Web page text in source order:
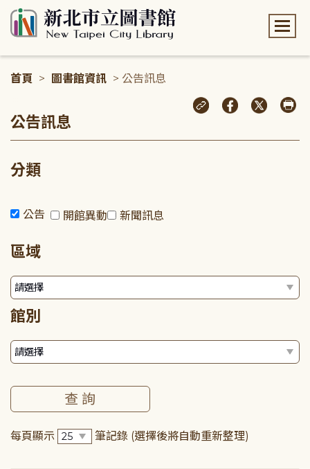
首頁 > 圖書館資訊 > 公告訊息
公告訊息
分類
公告 開館異動 新聞訊息
區域
館別
每頁顯示 筆記錄 (選擇後將自動重新整理)